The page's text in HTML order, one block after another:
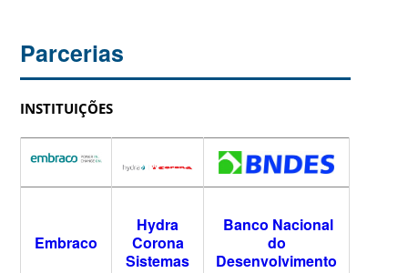
Parcerias
INSTITUIÇÕES
Embraco
Hydra
Corona
Sistemas
Banco Nacional
do
Desenvolvimento